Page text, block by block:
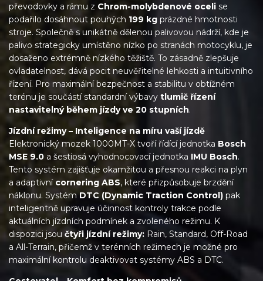
převodovky a rámu z Chrom-molybdenové oceli se
podařilo dosáhnout pouhých 199 kg prázdné hmotnosti
stroje. Společně s unikátně dělenou palivovou nádrží, kde je
palivo strategicky umístěno nízko po stranách motocyklu, je
dosaženo extrémně nízkého těžiště. To zásadně zlepšuje
ovladatelnost, dává pocit neuvěřitelné lehkosti a intuitivního
řízení. Pro maximální bezpečnost a stabilitu v obtížném
terénu je součástí standardní výbavy tlumič řízení
nastavitelný během jízdy ve 20 stupních.
Jízdní režimy – Inteligence na míru vaší jízdě
Elektronický mozek 1000MT-X tvoří řídící jednotka Bosch
MSE 9.0 a šestiosá vyhodnocovací jednotka IMU Bosch.
Tento systém zajišťuje okamžitou a přesnou reakci na plyn
a adaptivní cornering ABS, které přizpůsobuje brzdění
náklonu. SystémDTC (Dynamic Traction Control) pak
inteligentně upravuje účinnost kontroly trakce podle
aktuálních jízdních podmínek a zvoleného režimu. K
dispozici jsou čtyři jízdní režimy: Rain, Standard, Off-Road
a All-Terrain, přičemž v terénních režimech je možné pro
maximální kontrolu deaktivovat systémy ABS a DTC.